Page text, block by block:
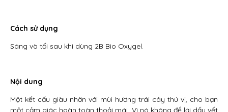
Cách sử dụng
Sáng và tối sau khi dùng 2B Bio Oxygel.
Nội dung
Một kết cấu giàu nhờn với mùi hương trái cây thú vị, cho bạn
một cảm giác hoàn toàn thoải mái. Vì nó không để lại dấu vết